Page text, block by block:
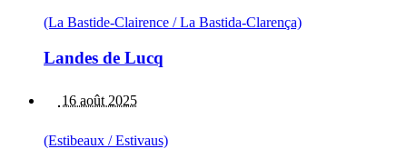
(La Bastide-Clairence / La Bastida-Clarença)
Landes de Lucq
16 août 2025
(Estibeaux / Estivaus)